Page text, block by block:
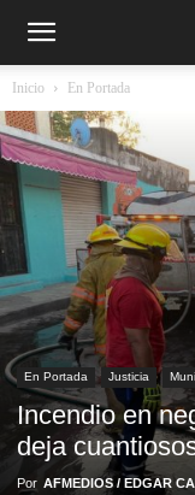
Inicio En Portada
En Portada Justicia
Incendio en
deja
Por AFMEDIOS / EDGAR